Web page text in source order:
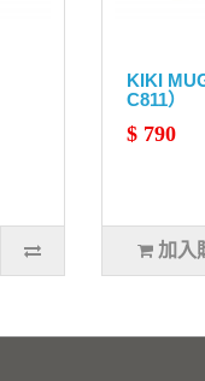
KIKI
C811）
$ 790
加入